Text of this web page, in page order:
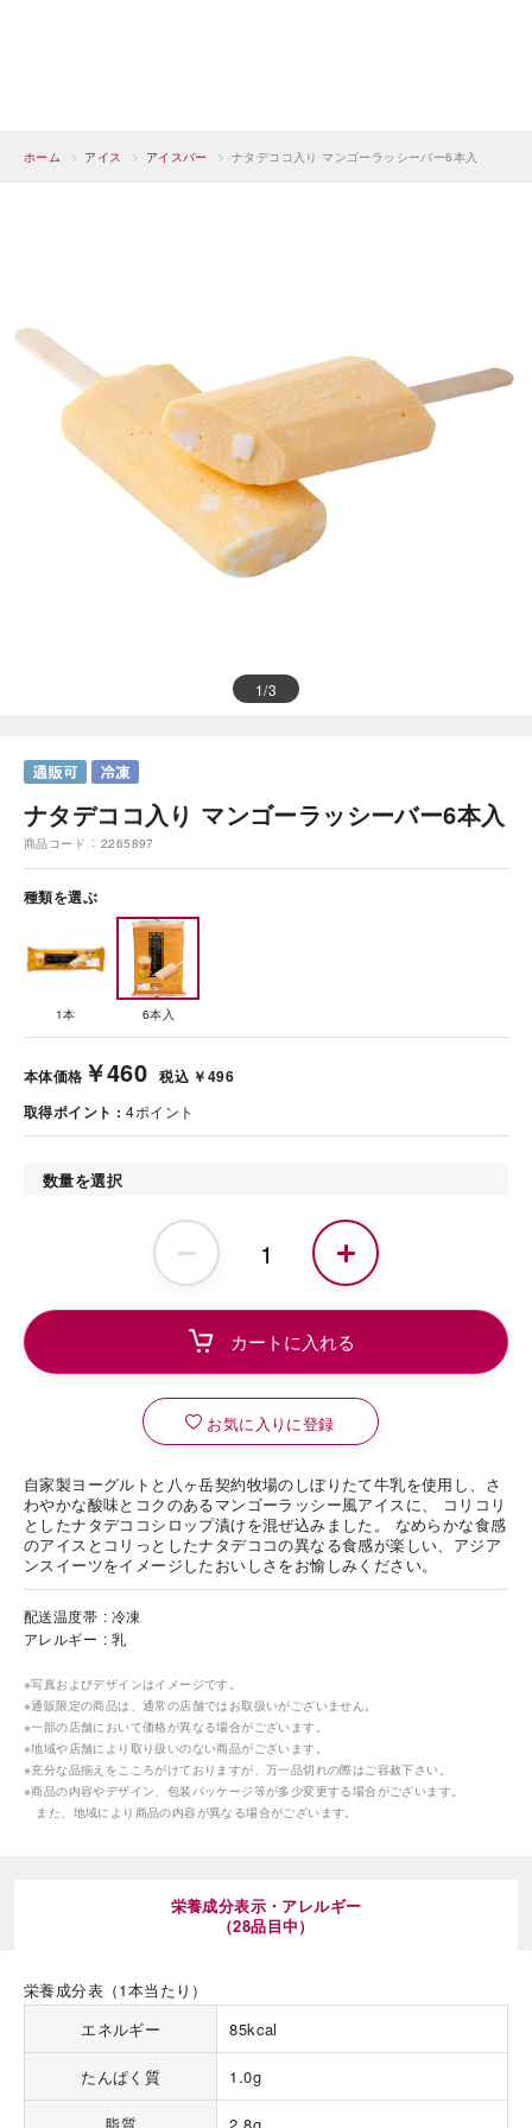
ホーム > アイス > アイスバー > ナタデココ入り マンゴーラッシーバー6本入
1/3
ナタデココ入り マンゴーラッシーバー6本入
商品コード 2265897
種類を選ぶ
1本 6本入
本体価格 ￥460 税込 ￥496
取得ポイント
4ポイント
数量を選択
お気に入りに登録
自家製ヨーグルトと八ヶ岳契約牧場のしぼりたて牛乳を使用し、さ
わやかな酸味とコクのあるマンゴーラッシー風アイスに、 コリコリ
としたナタデココシロップ漬けを混ぜ込みました。 なめらかな食感
のアイスとコリっとしたナタデココの異なる食感が楽しい、アジア
ンスイーツをイメージしたおいしさをお愉しみください。
配送温度帯
冷凍
アレルギー
乳
※写真およびデザインはイメージです。
※通販限定の商品は、通常の店舗ではお取扱いがございません。
※一部の店舗において価格が異なる場合がございます。
※地域や店舗により取り扱いのない商品がございます。
※充分な品揃えをこころがけておりますが、万一品切れの際はご容赦下さい。
※商品の内容やデザイン、包装パッケージ等が多少変更する場合がございます。
また、地域により商品の内容が異なる場合がございます。
栄養成分表示・アレルギー
（28品目中）
栄養成分表（1本当たり）
エネルギー
85kcal
たんぱく質 1.0g
岳や末広がりを意味す
つ時」という意味を込
雄大な八ヶ岳山麓の自
海外 Overseas shops
Indonesia
Vietnam